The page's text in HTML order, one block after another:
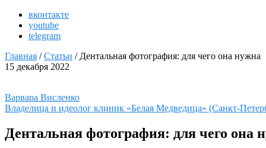
вконтакте
youtube
telegram
Главная /Статьи / Дентальная фотография: для чего она нужна
15 декабря 2022
Варвара Висленко
Владелица и идеолог клиник «Белая Медведица» (Санкт-
Дентальная фотография: для чего она